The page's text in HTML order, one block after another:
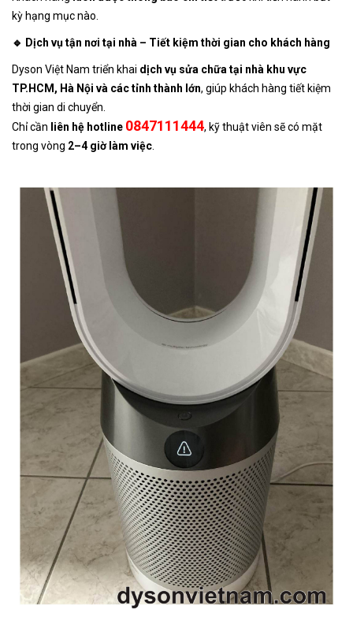
kỳ hạng mục nào.
🔹 Dịch vụ tận nơi tại nhà – Tiết kiệm thời gian cho khách hàng
Dyson Việt Nam triển khai dịch vụ sửa chữa tại nhà khu vực
TP.HCM, Hà Nội và các tỉnh thành lớn, giúp khách hàng tiết kiệm
thời gian di chuyển.
Chỉ cần liên hệ hotline 0847111444, kỹ thuật viên sẽ có mặt
trong vòng 2–4 giờ làm việc